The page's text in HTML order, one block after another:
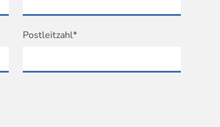
Postleitzahl*